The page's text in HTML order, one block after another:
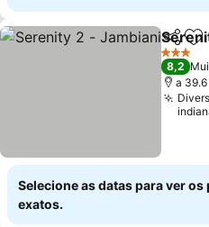
3 Estrelas
8,2
a
Selecione as datas para ver os
exatos.